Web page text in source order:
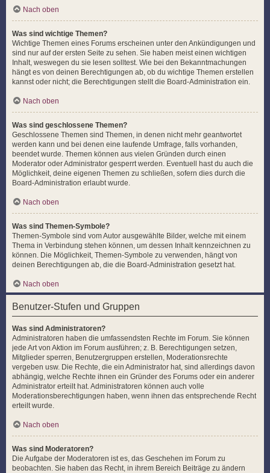
Nach oben
Was sind wichtige Themen?
Wichtige Themen eines Forums erscheinen unter den Ankündigungen und
sind nur auf der ersten Seite zu sehen. Sie haben meist einen wichtigen
Inhalt, weswegen du sie lesen solltest. Wie bei den Bekanntmachungen
hängt es von deinen Berechtigungen ab, ob du wichtige Themen erstellen
kannst oder nicht; die Berechtigungen stellt die Board-Administration ein.
Nach oben
Was sind geschlossene Themen?
Geschlossene Themen sind Themen, in denen nicht mehr geantwortet
werden kann und bei denen eine laufende Umfrage, falls vorhanden,
beendet wurde. Themen können aus vielen Gründen durch einen
Moderator oder Administrator gesperrt werden. Eventuell hast du auch die
Möglichkeit, deine eigenen Themen zu schließen, sofern dies durch die
Board-Administration erlaubt wurde.
Nach oben
Was sind Themen-Symbole?
Themen-Symbole sind vom Autor ausgewählte Bilder, welche mit einem
Thema in Verbindung stehen können, um dessen Inhalt kennzeichnen zu
können. Die Möglichkeit, Themen-Symbole zu verwenden, hängt von
deinen Berechtigungen ab, die die Board-Administration gesetzt hat.
Nach oben
Benutzer-Stufen und Gruppen
Was sind Administratoren?
Administratoren haben die umfassendsten Rechte im Forum. Sie können
jede Art von Aktion im Forum ausführen; z. B. Berechtigungen setzen,
Mitglieder sperren, Benutzergruppen erstellen, Moderationsrechte
vergeben usw. Die Rechte, die ein Administrator hat, sind allerdings davon
abhängig, welche Rechte ihnen ein Gründer des Forums oder ein anderer
Administrator erteilt hat. Administratoren können auch volle
Moderationsberechtigungen haben, wenn ihnen das entsprechende Recht
erteilt wurde.
Nach oben
Was sind Moderatoren?
Die Aufgabe der Moderatoren ist es, das Geschehen im Forum zu
beobachten. Sie haben das Recht, in ihrem Bereich Beiträge zu ändern